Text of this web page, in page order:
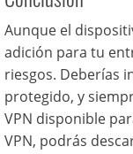
Aunque el
adición para tu
riesgos. Deberías
protegido, y
VPN disponible
VPN, podrás